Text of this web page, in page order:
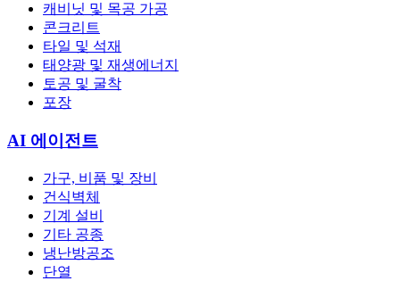
캐비닛 및 목공 가공
콘크리트
타일 및 석재
태양광 및 재생에너지
토공 및 굴착
포장
AI 에이전트
가구, 비품 및 장비
건식벽체
기계 설비
기타 공종
냉난방공조
단열